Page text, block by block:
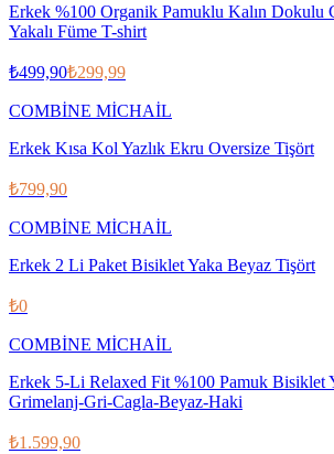
Erkek %100 Organik Pamuklu Kalın Dokulu
Yakalı Füme T-shirt
₺499,90₺299,99
COMBİNE MİCHAİL
Erkek Kısa Kol Yazlık Ekru Oversize Tişört
₺799,90
COMBİNE MİCHAİL
Erkek 2 Li Paket Bisiklet Yaka Beyaz Tişört
₺0
COMBİNE MİCHAİL
Erkek 5-Li Relaxed Fit %100 Pamuk Bisiklet
Grimelanj-Gri-Cagla-Beyaz-Haki
₺1.599,90